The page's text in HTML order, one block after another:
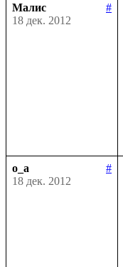
Малис
#
18 дек. 2012
o_a
#
18 дек. 2012